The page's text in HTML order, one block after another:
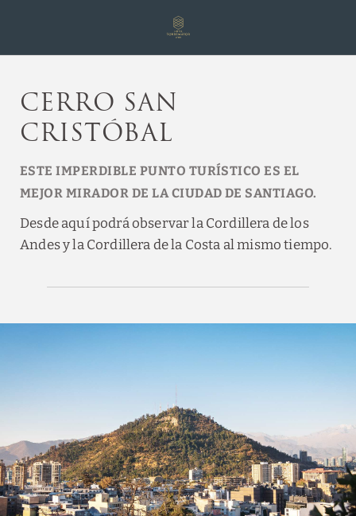
Cerro San
Cristóbal
ESTE IMPERDIBLE PUNTO TURÍSTICO ES EL
MEJOR MIRADOR DE LA CIUDAD DE SANTIAGO.
Desde aquí podrá observar la Cordillera de los
Andes y la Cordillera de la Costa al mismo tiempo.